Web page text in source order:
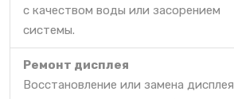
с качеством воды или засорением
системы.
Ремонт дисплея
Восстановление или замена дисплея